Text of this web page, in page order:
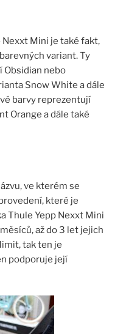
Nexxt Mini je také fakt,
variant. Ty
nebo
Snow White a dále
barvy reprezentují
Orange a dále také
ve kterém se
které je
Thule Yepp Nexxt Mini
až do 3 let jejich
tak ten je
podporuje její